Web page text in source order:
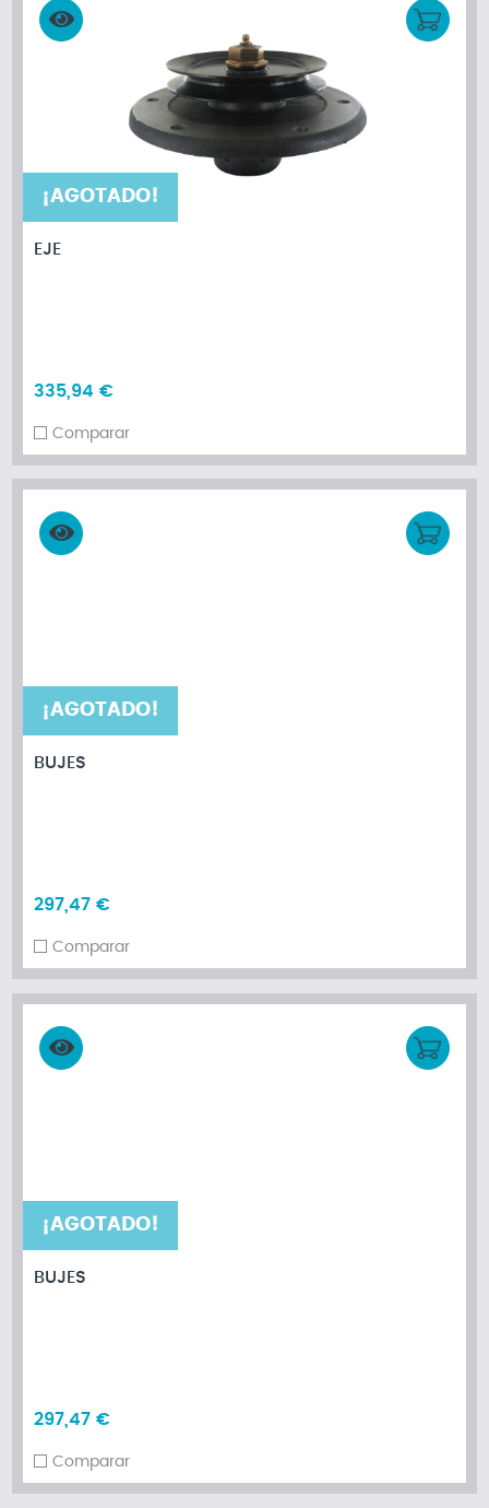
¡AGOTADO!
EJE
335,94 €
Comparar
¡AGOTADO!
BUJES
297,47 €
Comparar
¡AGOTADO!
BUJES
297,47 €
Comparar